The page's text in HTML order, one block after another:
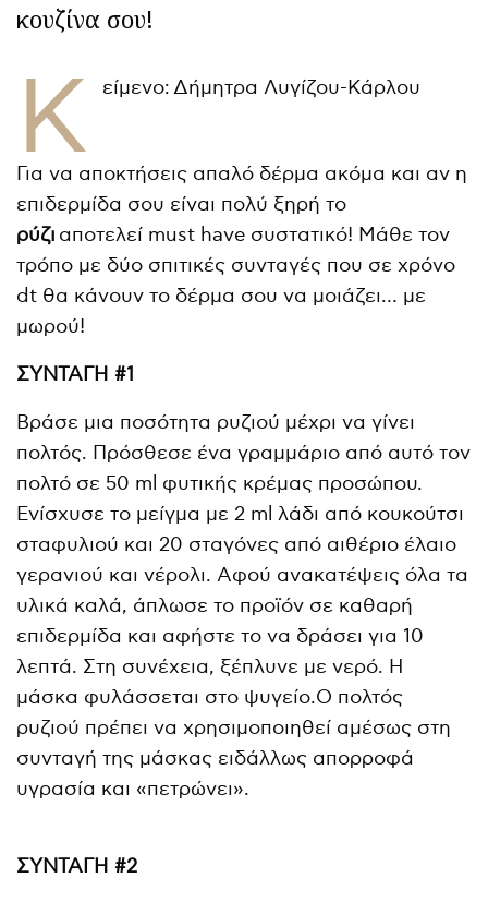
κουζίνα σου!
Κ είμενο: Δήμητρα Λυγίζου-Κάρλου
Για να αποκτήσεις απαλό δέρμα ακόμα και αν η
επιδερμίδα σου είναι πολύ ξηρή το
ρύζι αποτελεί must have συστατικό! Μάθε τον
τρόπο με δύο σπιτικές συνταγές που σε χρόνο
dt θα κάνουν το δέρμα σου να μοιάζει… με
μωρού!
ΣΥΝΤΑΓΗ #1
Bράσε μια ποσότητα ρυζιού μέχρι να γίνει
πολτός. Πρόσθεσε ένα γραμμάριο από αυτό τον
πολτό σε 50 ml φυτικής κρέμας προσώπου.
Eνίσχυσε το μείγμα με 2 ml λάδι από κουκούτσι
σταφυλιού και 20 σταγόνες από αιθέριο έλαιο
γερανιού και νέρολι. Aφού ανακατέψεις όλα τα
υλικά καλά, άπλωσε το προϊόν σε καθαρή
επιδερμίδα και αφήστε το να δράσει για 10
λεπτά. Στη συνέχεια, ξέπλυνε με νερό. H
μάσκα φυλάσσεται στο ψυγείο.O πολτός
ρυζιού πρέπει να χρησιμοποιηθεί αμέσως στη
συνταγή της μάσκας ειδάλλως απορροφά
υγρασία και «πετρώνει».
ΣΥΝΤΑΓΗ #2